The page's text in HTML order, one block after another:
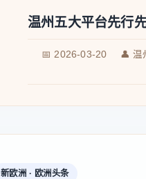
温州五大平台先行
📅 2026-03-20 👤 温
新欧洲 · 欧洲头条